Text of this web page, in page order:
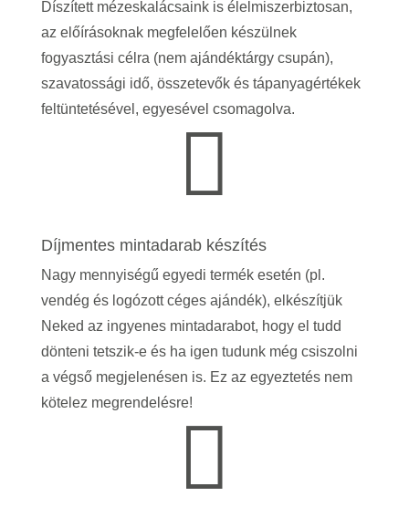
Díszített mézeskalácsaink is élelmiszerbiztosan,
az előírásoknak megfelelően készülnek
fogyasztási célra (nem ajándéktárgy csupán),
szavatossági idő, összetevők és tápanyagértékek
feltüntetésével, egyesével csomagolva.

Díjmentes mintadarab készítés
Nagy mennyiségű egyedi termék esetén (pl.
vendég és logózott céges ajándék), elkészítjük
Neked az ingyenes mintadarabot, hogy el tudd
dönteni tetszik-e és ha igen tudunk még csiszolni
a végső megjelenésen is. Ez az egyeztetés nem
kötelez megrendelésre!
